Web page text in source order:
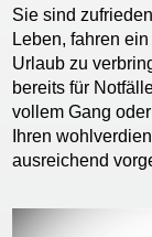
Sie sind
Leben, fahren
Urlaub zu
bereits für
vollem Gang
Ihren
ausreichend